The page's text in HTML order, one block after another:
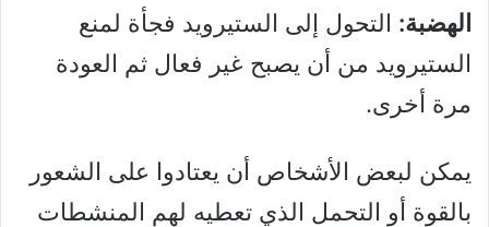
الهضبة: التحول إلى الستيرويد فجأة لمنع
الستيرويد من أن يصبح غير فعال ثم العودة
مرة أخرى.
يمكن لبعض الأشخاص أن يعتادوا على الشعور
بالقوة أو التحمل الذي تعطيه لهم المنشطات